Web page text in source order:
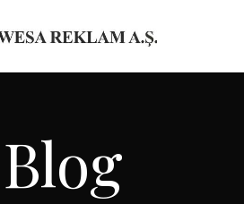
Blog